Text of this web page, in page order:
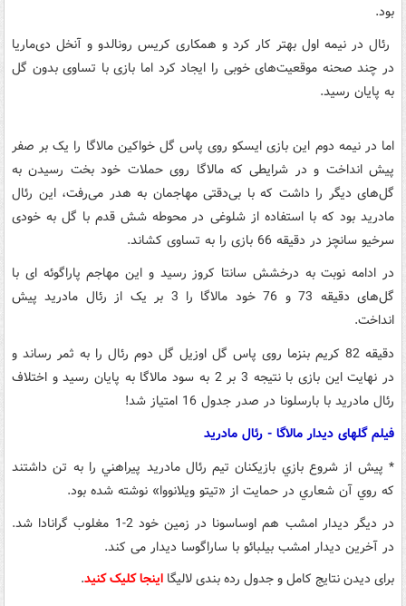
بود.
رئال در نیمه اول بهتر کار کرد و همکاری کریس رونالدو و آنخل دی‌ماریا
در چند صحنه موقعیت‌های خوبی را ایجاد کرد اما بازی با تساوی بدون گل
به پایان رسید.
اما در نیمه دوم این بازی ایسکو روی پاس گل خواکین مالاگا را یک بر صفر
پیش انداخت و در شرایطی که مالاگا روی حملات خود بخت رسیدن به
گل‌های دیگر را داشت که با بی‌دقتی مهاجمان به هدر می‌رفت، این رئال
مادرید بود که با استفاده از شلوغی در محوطه شش قدم با گل به خودی
سرخیو سانچز در دقیقه 66 بازی را به تساوی کشاند.
در ادامه نوبت به درخشش سانتا کروز رسید و این مهاجم پاراگوئه ای با
گل‌های دقیقه 73 و 76 خود مالاگا را 3 بر یک از رئال مادرید پیش
انداخت.
دقیقه 82 کریم بنزما روی پاس گل اوزیل گل دوم رئال را به ثمر رساند و
در نهایت این بازی با نتیجه 3 بر 2 به سود مالاگا به پایان رسید و اختلاف
رئال مادرید با بارسلونا در صدر جدول 16 امتیاز شد!
فیلم گلهای دیدار مالاگا - رئال مادرید
* پيش از شروع بازي بازيکنان تيم رئال مادريد پيراهني را به تن داشتند
که روي آن شعاري در حمايت از «تيتو ويلانووا» نوشته شده بود.
در دیگر دیدار امشب هم اوساسونا در زمین خود 2-1 مغلوب گرانادا شد.
در آخرین دیدار امشب بیلبائو با ساراگوسا دیدار می کند.
برای دیدن نتایج کامل و جدول رده بندی لالیگا اینجا کلیک کنید.